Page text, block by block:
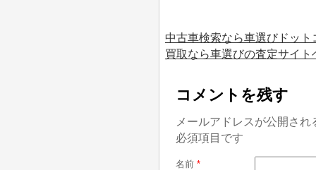
中古車検索なら車選びドット
買取なら車選びの査定サイト
コメントを残す
メールアドレスが公開さ
必須項目です
名前 *